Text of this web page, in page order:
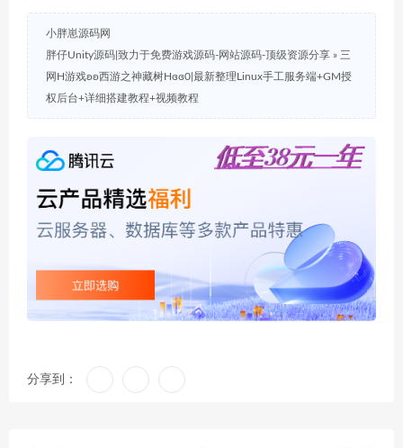
小胖崽源码网
胖仔Unity源码|致力于免费游戏源码-网站源码-顶级资源分享 » 三
网H游戏ʚʚ西游之神藏树Hɞɞ0|最新整理Linux手工服务端+GM授
权后台+详细搭建教程+视频教程
分享到：